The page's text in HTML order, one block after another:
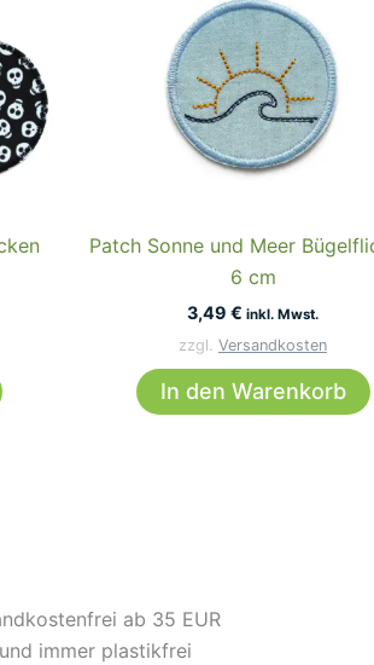
Patch Sonne und Meer
6 cm
3,49 € inkl. Mwst.
zzgl. Versandkosten
In den Warenkorb
ab 35 EUR
immer plastikfrei